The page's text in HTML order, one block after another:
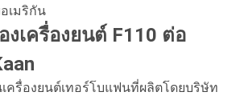
เมริกัน
เครื่องยนต์ F110 ต่อ
เครื่องยนต์เทอร์โบแฟนที่ผลิตโดยบริษัท